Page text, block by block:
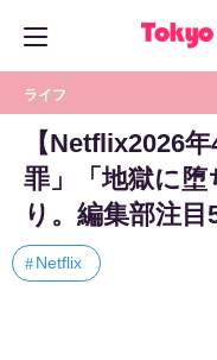
ライフ
【Netflix2026
罪」「地獄に
り。編集部注目
Netflix